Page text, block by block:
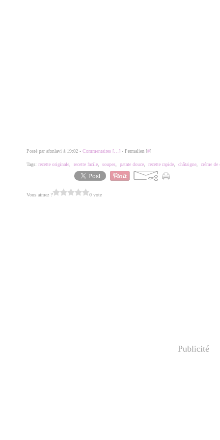
Posté par afonlavi à 19:02 - Commentaires [ ] - Permalien [#]
Tags: recette originale recette facile soupes patate douce recette rapide châtaigne crème de
Vous aimez ? 0 vote
Publicité